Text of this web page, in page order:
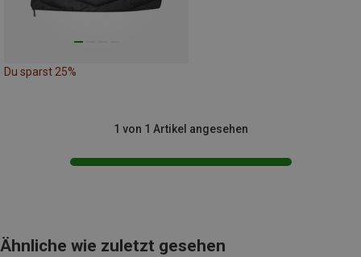
Du sparst 25%
1 von 1 Artikel angesehen
Ähnliche wie zuletzt gesehen